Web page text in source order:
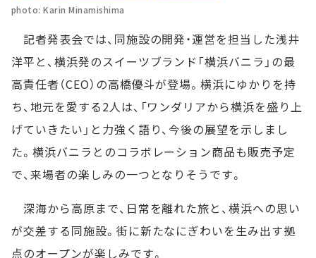
photo: Karin Minamishima
記者発表会では、同施設の開発・運営を担当した浅井
洋平と、横浜発のスイーツブランド「横浜バニラ」の最
高責任者（CEO）の高橋優斗が登場。横浜にゆかりを持
ち、地元を愛する2人は、「ワンダリアから横浜を盛り上
げていきたい」と力強く語り、今後の展望を示しまし
た。横浜バニラとのコラボレーション商品も販売予定
で、来場者の楽しみの一つとなりそうです。
深海から高原まで、日常を離れた旅と、横浜への思い
が交差する同施設。街に新たなにぎわいを生み出す拠
点のオープンが楽しみです。